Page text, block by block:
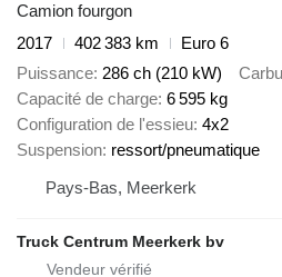
Camion fourgon
2017
402 383 km
Euro 6
Puissance 286 ch (210 kW)
Capacité de charge 6 595 kg
Configuration de l'essieu 4x2
Suspension ressort/pneumatique
Pays-Bas, Meerkerk
Truck Centrum Meerkerk bv